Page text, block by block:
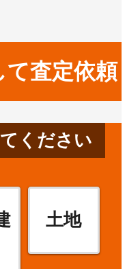
て査定依頼
ください
土地